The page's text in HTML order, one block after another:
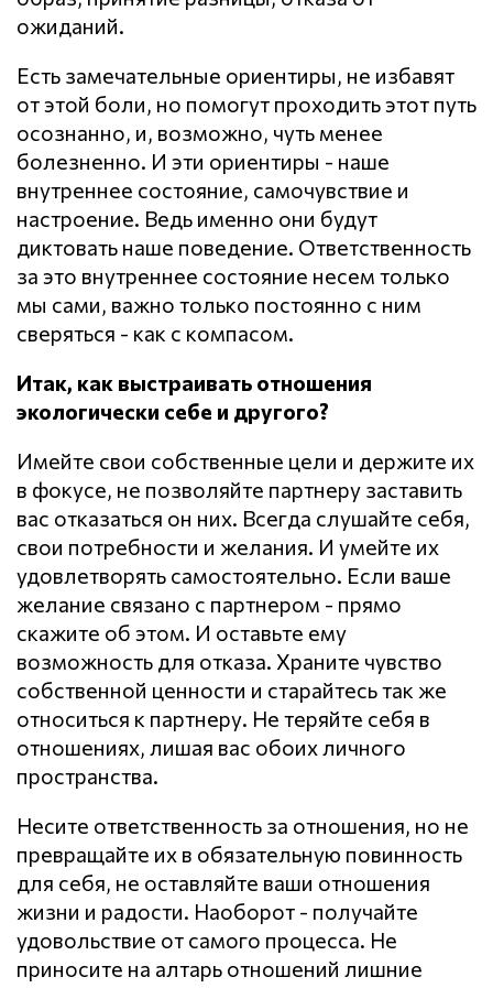
ожиданий.
Есть замечательные ориентиры, не избавят
от этой боли, но помогут проходить этот путь
осознанно, и, возможно, чуть менее
болезненно. И эти ориентиры - наше
внутреннее состояние, самочувствие и
настроение. Ведь именно они будут
диктовать наше поведение. Ответственность
за это внутреннее состояние несем только
мы сами, важно только постоянно с ним
сверяться - как с компасом.
Итак, как выстраивать отношения
экологически себе и другого?
Имейте свои собственные цели и держите их
в фокусе, не позволяйте партнеру заставить
вас отказаться он них. Всегда слушайте себя,
свои потребности и желания. И умейте их
удовлетворять самостоятельно. Если ваше
желание связано с партнером - прямо
скажите об этом. И оставьте ему
возможность для отказа. Храните чувство
собственной ценности и старайтесь так же
относиться к партнеру. Не теряйте себя в
отношениях, лишая вас обоих личного
пространства.
Несите ответственность за отношения, но не
превращайте их в обязательную повинность
для себя, не оставляйте ваши отношения
жизни и радости. Наоборот - получайте
удовольствие от самого процесса. Не
приносите на алтарь отношений лишние